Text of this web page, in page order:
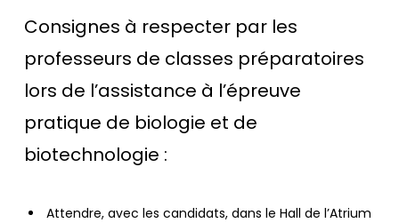
Consignes à respecter par les
professeurs de classes préparatoires
lors de l’assistance à l’épreuve
pratique de biologie et de
biotechnologie :
Attendre, avec les candidats, dans le Hall de l’Atrium